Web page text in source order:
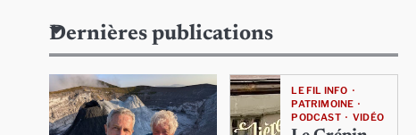
Dernières publications
LE FIL INFO
PATRIMOINE
PODCAST
VIDÉO